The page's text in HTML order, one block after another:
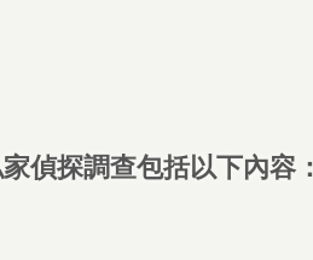
偵探調查包括以下內容：